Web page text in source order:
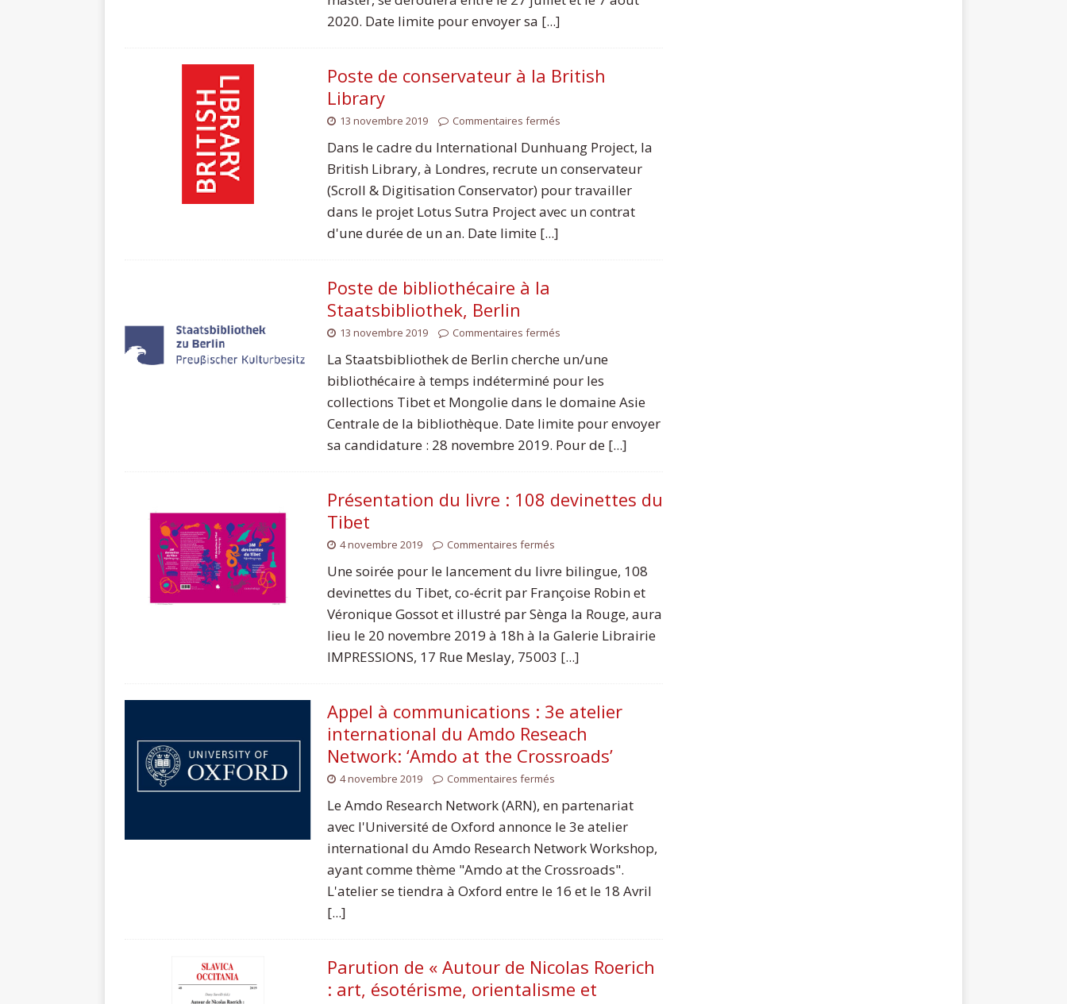
2020. Date limite pour envoyer sa [...]
Poste de conservateur à la British
Library
13 novembre 2019 Commentaires fermés
Dans le cadre du International Dunhuang Project, la
British Library, à Londres, recrute un conservateur
(Scroll & Digitisation Conservator) pour travailler
dans le projet Lotus Sutra Project avec un contrat
d'une durée de un an. Date limite [...]
Poste de bibliothécaire à la
Staatsbibliothek, Berlin
13 novembre 2019 Commentaires fermés
La Staatsbibliothek de Berlin cherche un/une
bibliothécaire à temps indéterminé pour les
collections Tibet et Mongolie dans le domaine Asie
Centrale de la bibliothèque. Date limite pour envoyer
sa candidature : 28 novembre 2019. Pour de [...]
Présentation du livre : 108 devinettes du
Tibet
4 novembre 2019 Commentaires fermés
Une soirée pour le lancement du livre bilingue, 108
devinettes du Tibet, co-écrit par Françoise Robin et
Véronique Gossot et illustré par Sènga la Rouge, aura
lieu le 20 novembre 2019 à 18h à la Galerie Librairie
IMPRESSIONS, 17 Rue Meslay, 75003 [...]
Appel à communications : 3e atelier
international du Amdo Reseach
Network: ‘Amdo at the Crossroads’
4 novembre 2019 Commentaires fermés
Le Amdo Research Network (ARN), en partenariat
avec l'Université de Oxford annonce le 3e atelier
international du Amdo Research Network Workshop,
ayant comme thème "Amdo at the Crossroads".
L'atelier se tiendra à Oxford entre le 16 et le 18 Avril
[...]
Parution de « Autour de Nicolas Roerich
: art, ésotérisme, orientalisme et